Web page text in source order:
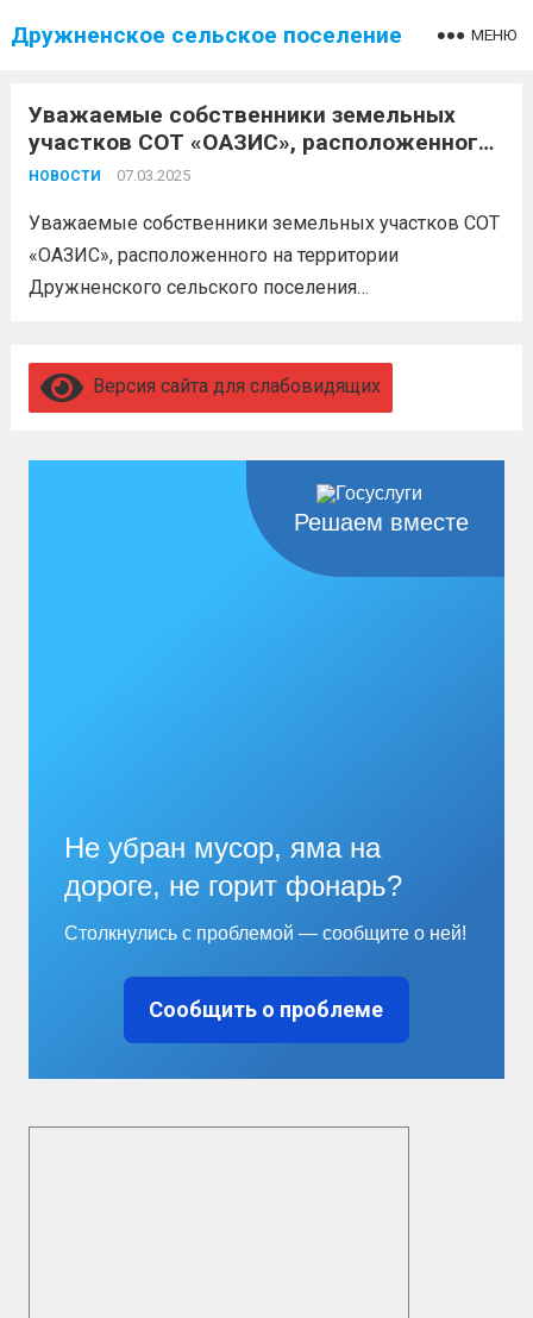
Дружненское сельское поселение МЕНЮ
Уважаемые собственники земельных
участков СОТ «ОАЗИС», расположенного
на территории Дружненского сельского
НОВОСТИ 07.03.2025
Уважаемые собственники земельных участков СОТ
«ОАЗИС», расположенного на территории
Дружненского сельского поселения
заседание по гражданскому делу 2-93/2025 об
установлении границ земельных участков на данной
Версия сайта для слабовидящих
Решаем вместе
Не убран мусор, яма на
дороге, не горит фонарь?
Столкнулись с проблемой — сообщите о ней!
Сообщить о проблеме